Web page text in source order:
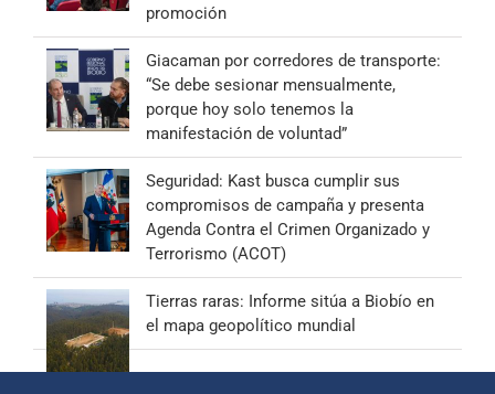
promoción
Giacaman por corredores de transporte:
“Se debe sesionar mensualmente,
porque hoy solo tenemos la
manifestación de voluntad”
Seguridad: Kast busca cumplir sus
compromisos de campaña y presenta
Agenda Contra el Crimen Organizado y
Terrorismo (ACOT)
Tierras raras: Informe sitúa a Biobío en
el mapa geopolítico mundial